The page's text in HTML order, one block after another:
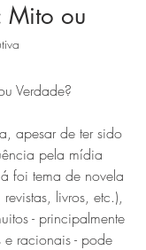
Mito ou
5 estrelas.
Verdade?
apesar de ter sido
pela mídia
foi tema de novela
livros, etc.),
- principalmente
racionais - pode